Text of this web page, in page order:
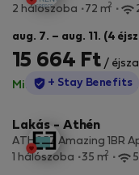
2 hálószoba
72 m2
aug. 7. – aug. 11. (4
15 664 Ft /
Minden díj benne van·
StayProtection
+ Stay Benefits
Lakás - Athén
ATH057 Amazing 1BR
1 hálószoba
35 m2